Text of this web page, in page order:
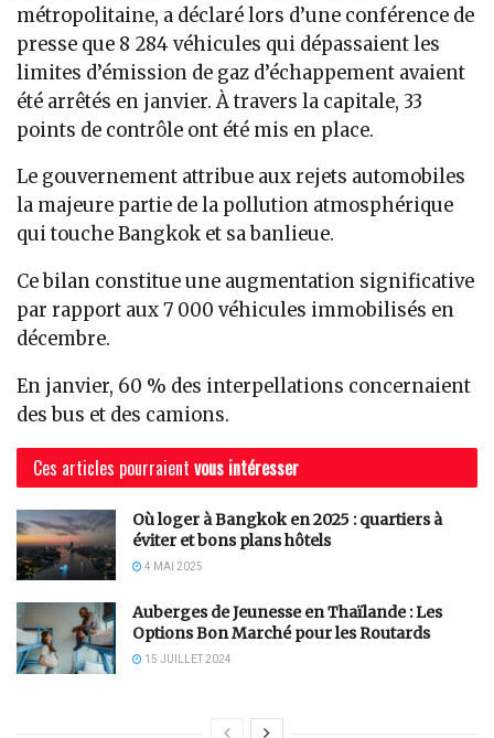
métropolitaine, a déclaré lors d’une conférence de
presse que 8 284 véhicules qui dépassaient les
limites d’émission de gaz d’échappement avaient
été arrêtés en janvier. À travers la capitale, 33
points de contrôle ont été mis en place.
Le gouvernement attribue aux rejets automobiles
la majeure partie de la pollution atmosphérique
qui touche Bangkok et sa banlieue.
Ce bilan constitue une augmentation significative
par rapport aux 7 000 véhicules immobilisés en
décembre.
En janvier, 60 % des interpellations concernaient
des bus et des camions.
Ces articles pourraient vous intéresser
Où loger à Bangkok en 2025 : quartiers à
éviter et bons plans hôtels
4 MAI 2025
Auberges de Jeunesse en Thaïlande : Les
Options Bon Marché pour les Routards
15 JUILLET 2024